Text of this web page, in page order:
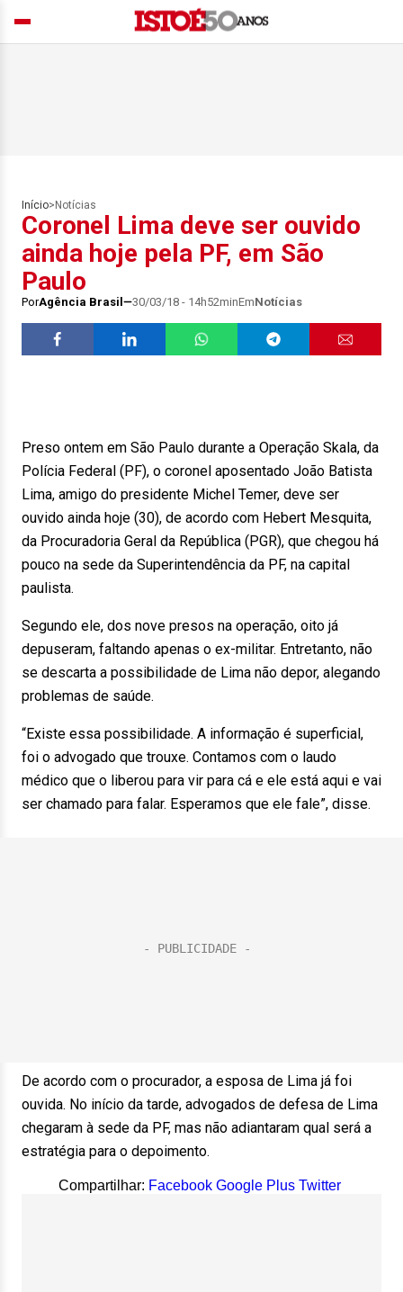
Início> Notícias
Coronel Lima deve ser ouvido
ainda hoje pela PF, em São
Paulo
PorAgência Brasil 30/03/18 - 14h52minEmNotícias
Preso ontem em São Paulo durante a Operação Skala, da
Polícia Federal (PF), o coronel aposentado João Batista
Lima, amigo do presidente Michel Temer, deve ser
ouvido ainda hoje (30), de acordo com Hebert Mesquita,
da Procuradoria Geral da República (PGR), que chegou há
pouco na sede da Superintendência da PF, na capital
paulista.
Segundo ele, dos nove presos na operação, oito já
depuseram, faltando apenas o ex-militar. Entretanto, não
se descarta a possibilidade de Lima não depor, alegando
problemas de saúde.
“Existe essa possibilidade. A informação é superficial,
foi o advogado que trouxe. Contamos com o laudo
médico que o liberou para vir para cá e ele está aqui e vai
ser chamado para falar. Esperamos que ele fale”, disse.
De acordo com o procurador, a esposa de Lima já foi
ouvida. No início da tarde, advogados de defesa de Lima
chegaram à sede da PF, mas não adiantaram qual será a
estratégia para o depoimento.
Compartilhar: Facebook Google Plus Twitter